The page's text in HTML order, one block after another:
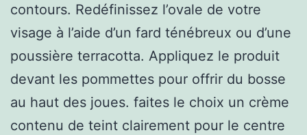
contours. Redéfinissez l’ovale de votre
visage à l’aide d’un fard ténébreux ou d’une
poussière terracotta. Appliquez le produit
devant les pommettes pour offrir du bosse
au haut des joues. faites le choix un crème
contenu de teint clairement pour le centre